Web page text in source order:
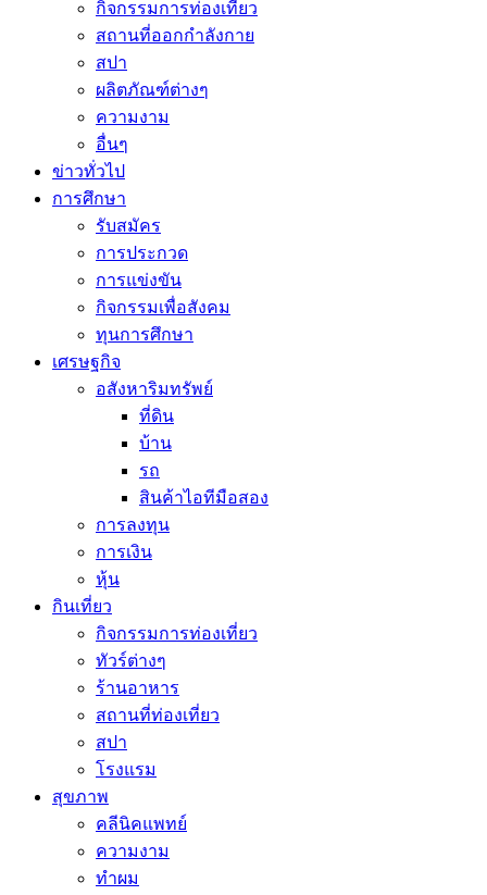
กิจกรรมการท่องเที่ยว
สถานที่ออกกำลังกาย
สปา
ผลิตภัณฑ์ต่างๆ
ความงาม
อื่นๆ
ข่าวทั่วไป
การศึกษา
รับสมัคร
การประกวด
การแข่งขัน
กิจกรรมเพื่อสังคม
ทุนการศึกษา
เศรษฐกิจ
อสังหาริมทรัพย์
ที่ดิน
บ้าน
รถ
สินค้าไอทีมือสอง
การลงทุน
การเงิน
หุ้น
กินเที่ยว
กิจกรรมการท่องเที่ยว
ทัวร์ต่างๆ
ร้านอาหาร
สถานที่ท่องเที่ยว
สปา
โรงแรม
สุขภาพ
คลีนิคแพทย์
ความงาม
ทำผม